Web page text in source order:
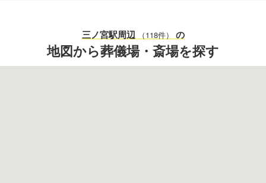
三ノ宮駅周辺 （118件） の
地図から葬儀場・斎場を探す